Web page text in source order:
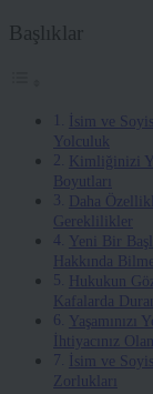
Başlıklar
İsim ve
Yolculuk
Kimliğinizi
Boyutları
Daha
Gereklilikler
Yeni Bir
Hakkında
Hukukun
Kafalarda
İhtiyacınız
İsim ve
Zorlukları